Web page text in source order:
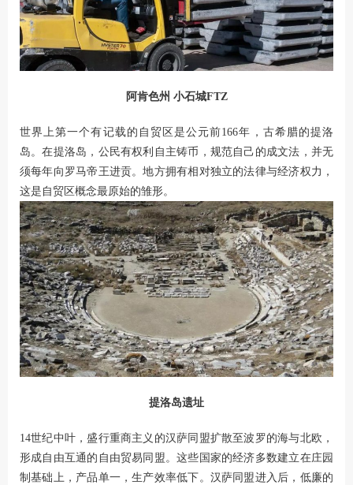
阿肯色州 小石城FTZ
世界上第一个有记载的自贸区是公元前166年，古希腊的提洛
岛。在提洛岛，公民有权利自主铸币，规范自己的成文法，并无
须每年向罗马帝王进贡。地方拥有相对独立的法律与经济权力，
这是自贸区概念最原始的雏形。
提洛岛遗址
14世纪中叶，盛行重商主义的汉萨同盟扩散至波罗的海与北欧，
形成自由互通的自由贸易同盟。这些国家的经济多数建立在庄园
制基础上，产品单一，生产效率低下。汉萨同盟进入后，低廉的